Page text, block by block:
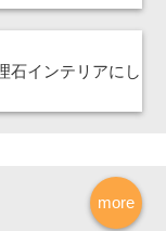
石インテリアにし
more